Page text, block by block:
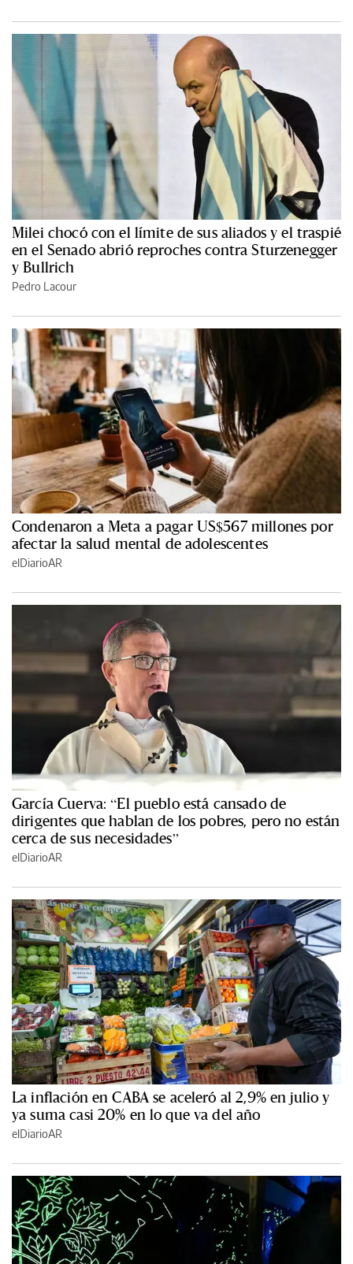
Milei chocó con el límite de sus aliados y el traspié
en el Senado abrió reproches contra Sturzenegger
y Bullrich
Pedro Lacour
Condenaron a Meta a pagar US$567 millones por
afectar la salud mental de adolescentes
elDiarioAR
García Cuerva: “El pueblo está cansado de
dirigentes que hablan de los pobres, pero no están
cerca de sus necesidades”
elDiarioAR
La inflación en CABA se aceleró al 2,9% en julio y
ya suma casi 20% en lo que va del año
elDiarioAR